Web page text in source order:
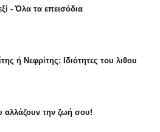
- Όλα τα επεισόδια
ή Νεφρίτης: Ιδιότητες του λιθου
αλλάζουν την ζωή σου!